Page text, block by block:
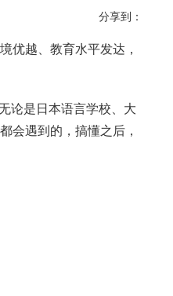
分享到：
优越、教育水平发达，
论是日本语言学校、大
会遇到的，搞懂之后，